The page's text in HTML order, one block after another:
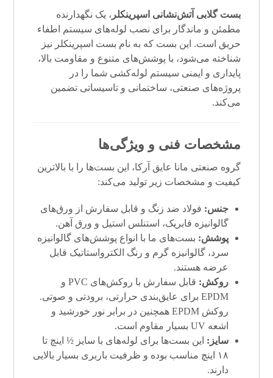
بست گلابی آتش‌نشانی اسپرینکلر ، یک نگهدارنده
مطمئن و ماندگار برای نصب لوله‌های سیستم اطفاء
حریق است. این بست که به نام بست اسپرینکلر نیز
شناخته می‌شود، با پوشش‌های متنوع و مقاومت بالا،
پایداری و ایمنی سیستم لوله‌کشی شما را در
پروژه‌های صنعتی، ساختمانی و تاسیساتی تضمین
می‌کند.
مشخصات فنی و ویژگی‌ها
گروه صنعتی مانا عایق آرکا، این بست‌ها را با بالاترین
کیفیت و مشخصات زیر تولید می‌کند:
جنس: فولاد ضد زنگ و قابل سفارش از ورق‌های
گالوانیزه فابریک، استنلس استیل و ورق آهن.
پوشش: بست‌های ما با انواع پوشش‌های گالوانیزه
سرد، گالوانیزه گرم و رنگ الکترواستاتیک قابل
عرضه هستند.
روکش:
قابل سفارش با روکش‌های PVC و
EPDM برای عایق‌بندی حرارتی، برودتی و صوتی.
روکش EPDM همچنین در برابر نور خورشید و
اشعه UV بسیار مقاوم است.
سایز: این بست‌ها برای لوله‌های با سایز ½ اینچ تا
۱۸ اینچ مناسب بوده و ظرفیت باربری بسیار بالایی
دارند.